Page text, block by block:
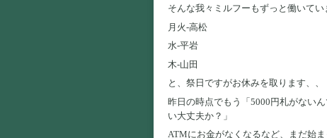
そんな我々ミルフーもずっと働いて
月火-高松
水-平岩
木-山田
と、祭日ですがお休みを取ります、、
昨日の時点でもう「5000円札がない
い大丈夫か？」
ATMにお金がなくなるなど、まだ始